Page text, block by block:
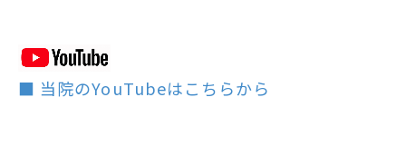
■ 当院のYouTubeはこちらから